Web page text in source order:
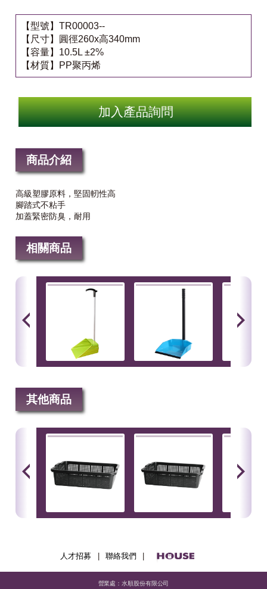
【型號】TR00003--
【尺寸】圓徑260x高340mm
【容量】10.5L ±2%
【材質】PP聚丙烯
加入產品詢問
商品介紹
高級塑膠原料，堅固軔性高
腳踏式不粘手
加蓋緊密防臭，耐用
相關商品
其他商品
人才招募 聯絡我們
營業處：水順股份有限公司